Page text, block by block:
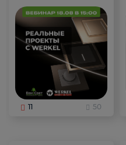
11 50